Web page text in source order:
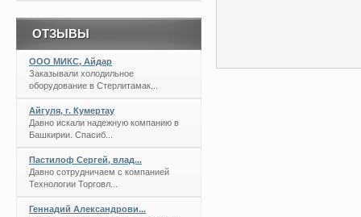
ОТЗЫВЫ
ООО МИКС, Айдар
Заказывали холодильное
оборудование в Стерлитамак...
Айгуля, г. Кумертау
Давно искали надежную компанию в
Башкирии. Спасиб...
Пастилоф Сергей, влад...
Давно сотрудничаем с компанией
Технологии Торговл...
Геннадий Александрови...